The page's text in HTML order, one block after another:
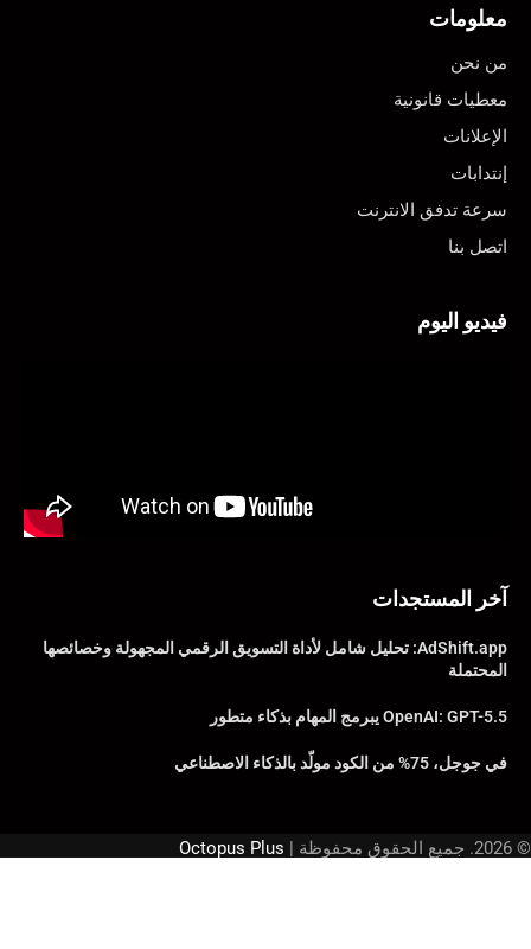
معلومات
من نحن
معطيات قانونية
الإعلانات
إنتدابات
سرعة تدفق الانترنت
اتصل بنا
فيديو اليوم
آخر المستجدات
AdShift.app: تحليل شامل لأداة التسويق الرقمي المجهولة وخصائصها
المحتملة
OpenAI: GPT-5.5 يبرمج المهام بذكاء متطور
في جوجل، 75% من الكود مولّد بالذكاء الاصطناعي
© 2026. جميع الحقوق محفوظة | Octopus Plus